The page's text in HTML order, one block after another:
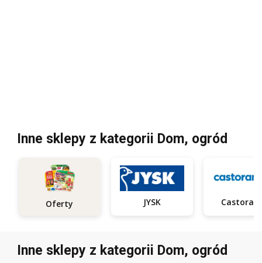
Inne sklepy z kategorii Dom, ogród
Oferty JYSK
Inne sklepy z kategorii Dom, ogród